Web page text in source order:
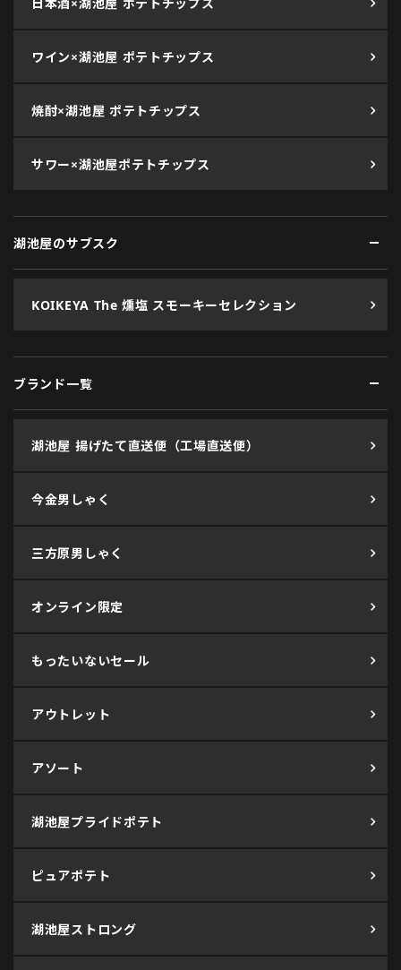
ワイン×湖池屋 ポテトチップス
焼酎×湖池屋 ポテトチップス
サワー×湖池屋ポテトチップス
湖池屋のサブスク
KOIKEYA The 燻塩 スモーキーセレクション
ブランド一覧
湖池屋 揚げたて直送便（工場直送便）
今金男しゃく
三方原男しゃく
オンライン限定
もったいないセール
アウトレット
アソート
湖池屋プライドポテト
ピュアポテト
湖池屋ストロング